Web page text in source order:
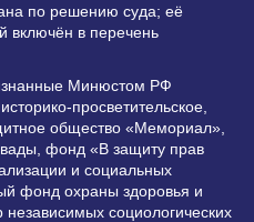
по решению суда; её
включён в перечень
Минюстом РФ
просветительское,
общество «Мемориал»,
фонд «В защиту прав
и социальных
фонд охраны здоровья и
социологических